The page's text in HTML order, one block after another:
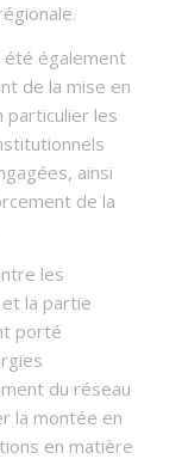
également
de la mise en
les
ainsi
de la
les
la partie
porté
du réseau
la montée en
en matière